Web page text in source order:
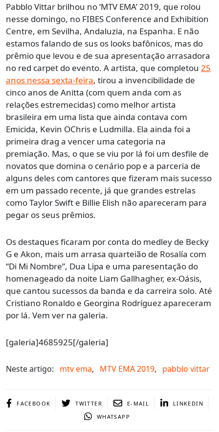
Pabblo Vittar brilhou no ‘MTV EMA’ 2019, que rolou
nesse domingo, no FIBES Conference and Exhibition
Centre, em Sevilha, Andaluzia, na Espanha. E não
estamos falando de sus os looks bafônicos, mas do
prêmio que levou e de sua apresentação arrasadora
no red carpet do evento. A artista, que completou 25
anos nessa sexta-feira, tirou a invencibilidade de
cinco anos de Anitta (com quem anda com as
relações estremecidas) como melhor artista
brasileira em uma lista que ainda contava com
Emicida, Kevin OChris e Ludmilla. Ela ainda foi a
primeira drag a vencer uma categoria na
premiação. Mas, o que se viu por lá foi um desfile de
novatos que domina o cenário pop e a parceria de
alguns deles com cantores que fizeram mais sucesso
em um passado recente, já que grandes estrelas
como Taylor Swift e Billie Elish não apareceram para
pegar os seus prêmios.
Os destaques ficaram por conta do medley de Becky
G e Akon, mais um arrasa quarteião de Rosalía com
“Di Mi Nombre”, Dua Lipa e uma paresentação do
homenageado da noite Liam Gallhagher, ex-Oásis,
que cantou sucessos da banda e da carreira solo. Até
Cristiano Ronaldo e Georgina Rodríguez apareceram
por lá. Vem ver na galeria.
[galeria]4685925[/galeria]
Neste artigo: mtv ema, MTV EMA 2019, pabblo vittar
FACEBOOK TWITTER E-MAIL
LINKEDIN
WHATSAPP